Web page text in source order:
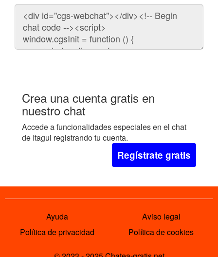
Código
para
embeber
chat
Crea una cuenta gratis en
nuestro chat
Accede a funcionalidades especiales en el chat
de Itagui registrando tu cuenta.
Regístrate gratis
Ayuda
Aviso legal
Política de privacidad
Política de cookies